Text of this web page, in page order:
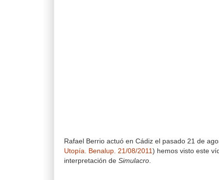
Rafael Berrio actuó en Cádiz el pasado 21 de
Utopía. Benalup. 21/08/2011) hemos visto este
interpretación de Simulacro.